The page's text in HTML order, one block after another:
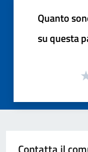
Quanto
su questa